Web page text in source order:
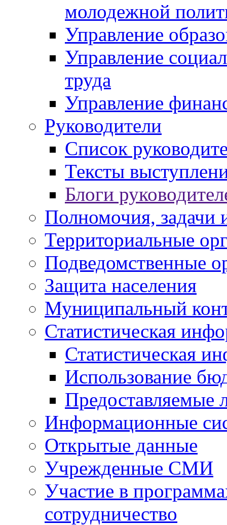
молодежной
Управление
Управление
труда
Управление
Руководители
Список
Тексты
Блоги
Полномочия, задачи
Территориальные
Подведомственные
Защита населения
Муниципальный
Статистическая
Статистическая
Использование
Предоставляемые
Информационные
Открытые данные
Учрежденные СМИ
Участие в
сотрудничество